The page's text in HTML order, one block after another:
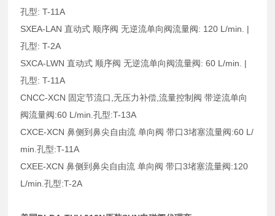
孔型: T-11A
SXEA-LAN 直动式 顺序阀 无逆流单向阀流量阀: 120 L/min. |
孔型: T-2A
SXCA-LWN 直动式 顺序阀 无逆流单向阀流量阀: 60 L/min. |
孔型: T-11A
CNCC-XCN 固定节流口,无压力补偿,流量控制阀 带逆流单向
阀流量阀:60 L/min.孔型:T-13A
CXCE-XCN 鼻侧到鼻尖自由流 单向阀 带口3堵塞流量阀:60 L/
min.孔型:T-11A
CXEE-XCN 鼻侧到鼻尖自由流 单向阀 带口3堵塞流量阀:120
L/min.孔型:T-2A